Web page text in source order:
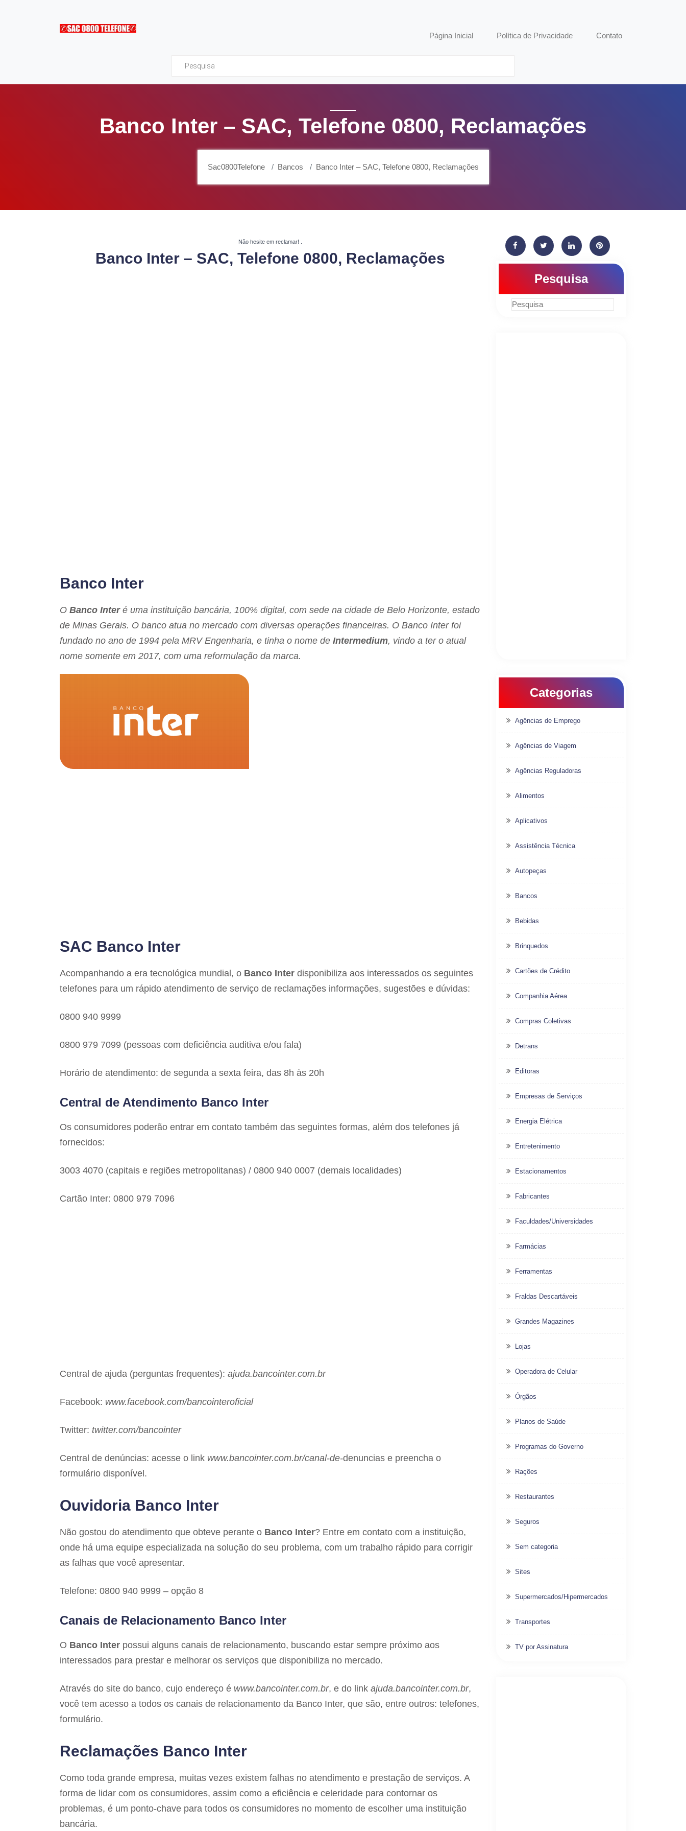
Sac0800Telefone
Página Inicial Política de Privacidade Contato
Banco Inter – SAC, Telefone 0800, Reclamações
Sac0800Telefone Bancos Banco Inter – SAC, Telefone 0800, Reclamações
Não hesite em reclamar!
Banco Inter – SAC, Telefone 0800, Reclamações
Banco Inter
O Banco Interé uma instituição bancária, 100% digital, com sede na cidade de Belo Horizonte, estado
de Minas Gerais. O banco atua no mercado com diversas operações financeiras. O Banco Inter foi
fundado no ano de 1994 pela MRV Engenharia, e tinha o nome de Intermedium, vindo a ter o atual
nome somente em 2017, com uma reformulação da marca.
SAC Banco Inter
Acompanhando a era tecnológica mundial, o Banco Inter disponibiliza aos interessados os seguintes
telefones para um rápido atendimento de serviço de reclamações informações, sugestões e dúvidas:
0800 940 9999
0800 979 7099 (pessoas com deficiência auditiva e/ou fala)
Horário de atendimento: de segunda a sexta feira, das 8h às 20h
Central de Atendimento Banco Inter
Os consumidores poderão entrar em contato também das seguintes formas, além dos telefones já
fornecidos:
3003 4070 (capitais e regiões metropolitanas) / 0800 940 0007 (demais localidades)
Cartão Inter: 0800 979 7096
Central de ajuda (perguntas frequentes): ajuda.bancointer.com.br
Facebook: www.facebook.com/bancointeroficial
Twitter: twitter.com/bancointer
Central de denúncias: acesse o link www.bancointer.com.br/canal-de-denuncias e preencha o
formulário disponível.
Ouvidoria Banco Inter
Não gostou do atendimento que obteve perante o Banco Inter? Entre em contato com a instituição,
onde há uma equipe especializada na solução do seu problema, com um trabalho rápido para corrigir
as falhas que você apresentar.
Telefone: 0800 940 9999 – opção 8
Canais de Relacionamento Banco Inter
O Banco Inter possui alguns canais de relacionamento, buscando estar sempre próximo aos
interessados para prestar e melhorar os serviços que disponibiliza no mercado.
Através do site do banco, cujo endereço é www.bancointer.com.br, e do link ajuda.bancointer.com.br,
você tem acesso a todos os canais de relacionamento da Banco Inter, que são, entre outros: telefones,
formulário.
Reclamações Banco Inter
Como toda grande empresa, muitas vezes existem falhas no atendimento e prestação de serviços. A
forma de lidar com os consumidores, assim como a eficiência e celeridade para contornar os
problemas, é um ponto-chave para todos os consumidores no momento de escolher uma instituição
bancária.
Pesquisa
Categorias
Agências de Emprego
Agências de Viagem
Agências Reguladoras
Alimentos
Aplicativos
Assistência Técnica
Autopeças
Bancos
Bebidas
Brinquedos
Cartões de Crédito
Companhia Aérea
Compras Coletivas
Detrans
Editoras
Empresas de Serviços
Energia Elétrica
Entretenimento
Estacionamentos
Fabricantes
Faculdades/Universidades
Farmácias
Ferramentas
Fraldas Descartáveis
Grandes Magazines
Lojas
Operadora de Celular
Órgãos
Planos de Saúde
Programas do Governo
Rações
Restaurantes
Seguros
Sem categoria
Sites
Supermercados/Hipermercados
Transportes
TV por Assinatura